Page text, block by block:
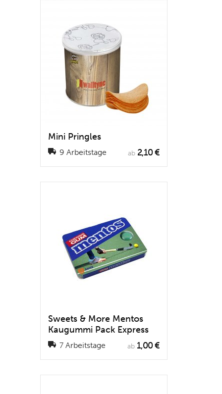
Mini Pringles
9 Arbeitstage ab 2,10 €
Sweets & More Mentos
Kaugummi Pack Express
7 Arbeitstage ab 1,00 €